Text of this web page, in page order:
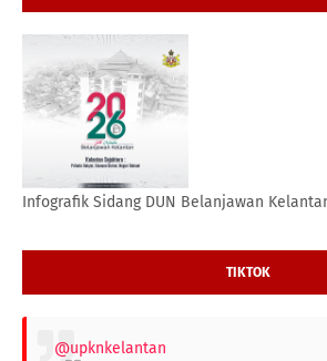
Infografik Sidang DUN Belanjawan
TIKTOK
@upknkelantan